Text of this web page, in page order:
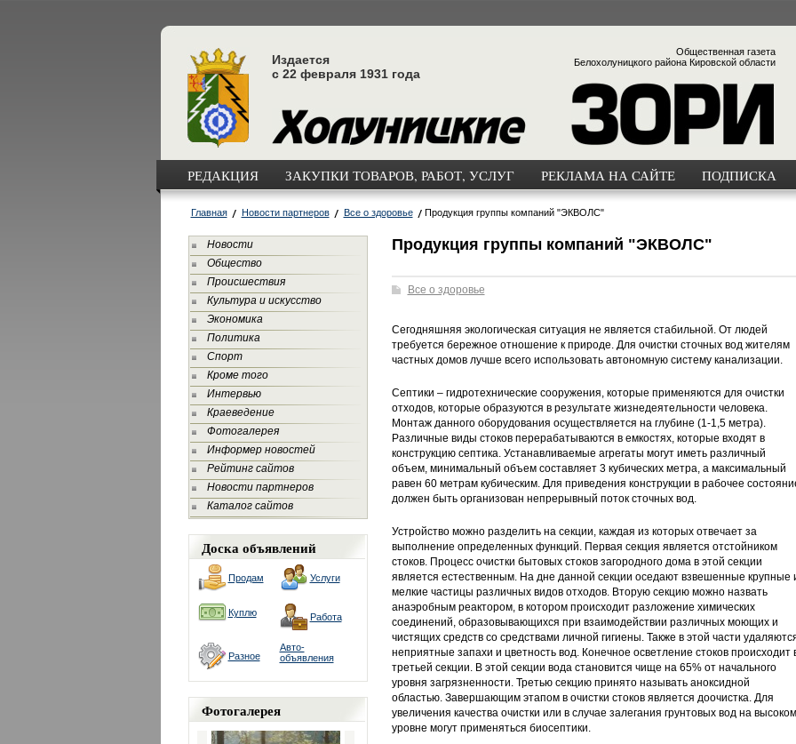
Издается
с 22 февраля 1931 года
Общественная газета
Белохолуницкого района Кировской области
РЕДАКЦИЯ ЗАКУПКИ ТОВАРОВ, РАБОТ, УСЛУГ РЕКЛАМА НА САЙТЕ ПОДПИСКА
Главная Новости партнеров Все о здоровье Продукция группы компаний "ЭКВОЛС"
Новости
Общество
Происшествия
Культура и искусство
Экономика
Политика
Спорт
Кроме того
Интервью
Краеведение
Фотогалерея
Информер новостей
Рейтинг сайтов
Новости партнеров
Каталог сайтов
Доска объявлений
Продам Услуги
Куплю Работа
Разное
Авто-
объявления
Фотогалерея
Продукция группы компаний "ЭКВОЛС"
Все о здоровье
Сегодняшняя экологическая ситуация не является стабильной. От людей
требуется бережное отношение к природе. Для очистки сточных вод жителям
частных домов лучше всего использовать автономную систему канализации.
Септики – гидротехнические сооружения, которые применяются для очистки
отходов, которые образуются в результате жизнедеятельности человека.
Монтаж данного оборудования осуществляется на глубине (1-1,5 метра).
Различные виды стоков перерабатываются в емкостях, которые входят в
конструкцию септика. Устанавливаемые агрегаты могут иметь различный
объем, минимальный объем составляет 3 кубических метра, а максимальный
равен 60 метрам кубическим. Для приведения конструкции в рабочее
должен быть организован непрерывный поток сточных вод.
Устройство можно разделить на секции, каждая из которых отвечает за
выполнение определенных функций. Первая секция является отстойником
стоков. Процесс очистки бытовых стоков загородного дома в этой секции
является естественным. На дне данной секции оседают взвешенные крупные
мелкие частицы различных видов отходов. Вторую секцию можно назвать
анаэробным реактором, в котором происходит разложение химических
соединений, образовывающихся при взаимодействии различных моющих и
чистящих средств со средствами личной гигиены. Также в этой части
неприятные запахи и цветность вод. Конечное осветление стоков происходит
третьей секции. В этой секции вода становится чище на 65% от начального
уровня загрязненности. Третью секцию принято называть аноксидной
областью. Завершающим этапом в очистки стоков является доочистка. Для
увеличения качества очистки или в случае залегания грунтовых вод на высоком
уровне могут применяться биосептики.